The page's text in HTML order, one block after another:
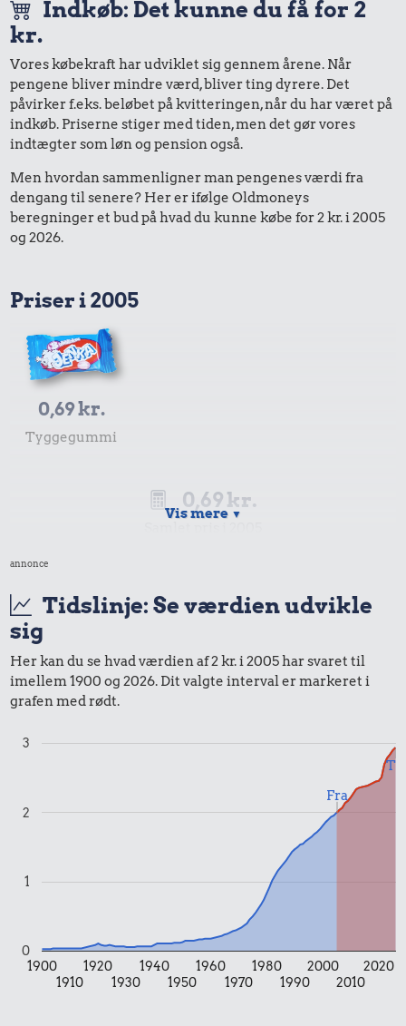
Indkøb: Det kunne du få for 2
kr.
Vores købekraft har udviklet sig gennem årene. Når
pengene bliver mindre værd, bliver ting dyrere. Det
påvirker f.eks. beløbet på kvitteringen, når du har været på
indkøb. Priserne stiger med tiden, men det gør vores
indtægter som løn og pension også.
Men hvordan sammenligner man pengenes værdi fra
dengang til senere? Her er ifølge Oldmoneys
beregninger et bud på hvad du kunne købe for 2 kr. i 2005
og 2026.
Priser i 2005
0,69 kr.
Tyggegummi
0,69 kr.
Priser i 2026
0,99 kr.
Udvalgte varer fra danskernes indkøbskurv gennem tiderne.
Priser i nutidskroner er estimeret af Oldmoney. Priser i
datidskroner er på baggrund af forbrugerprisindekset fra
Danmarks Statistik.
Vis mere ▼
annonce
Tidslinje: Se værdien udvikle
sig
Her kan du se hvad værdien af 2 kr. i 2005 har svaret til
imellem 1900 og 2026. Dit valgte interval er markeret i
grafen med rødt.
1900
1910
1920
1930
1940
1950
1960
1970
1980
1990
2000
2010
2020
0
1
2
3
Fra
Til